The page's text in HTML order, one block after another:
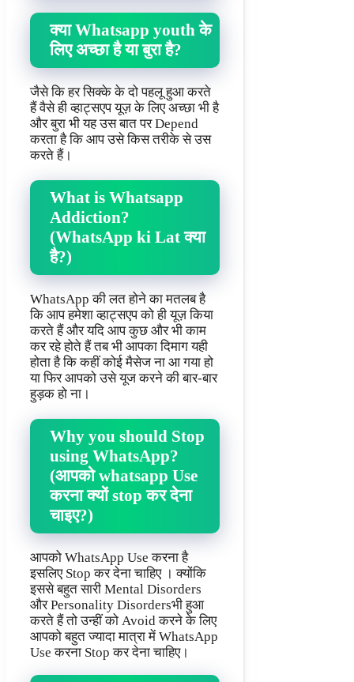
क्या Whatsapp youth के
लिए अच्छा है या बुरा है?
जैसे कि हर सिक्के के दो पहलू हुआ करते
हैं वैसे ही व्हाट्सएप यूज़ के लिए अच्छा भी है
और बुरा भी यह उस बात पर Depend
करता है कि आप उसे किस तरीके से उस
करते हैं।
What is Whatsapp
Addiction?
(WhatsApp ki Lat क्या
है?)
WhatsApp की लत होने का मतलब है
कि आप हमेशा व्हाट्सएप को ही यूज़ किया
करते हैं और यदि आप कुछ और भी काम
कर रहे होते हैं तब भी आपका दिमाग यही
होता है कि कहीं कोई मैसेज ना आ गया हो
या फिर आपको उसे यूज करने की बार-बार
हुड़क हो ना।
Why you should Stop
using WhatsApp?
(आपको whatsapp Use
करना क्यों stop कर देना
चाइए?)
आपको WhatsApp Use करना है
इसलिए Stop कर देना चाहिए । क्योंकि
इससे बहुत सारी Mental Disorders
और Personality Disordersभी हुआ
करते हैं तो उन्हीं को Avoid करने के लिए
आपको बहुत ज्यादा मात्रा में WhatsApp
Use करना Stop कर देना चाहिए।